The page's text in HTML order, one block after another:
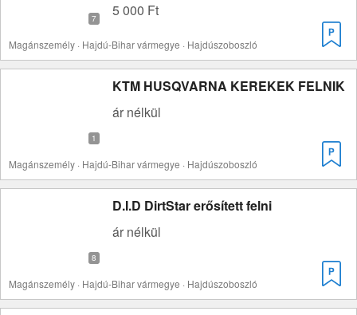
5 000 Ft
Magánszemély · Hajdú-Bihar vármegye · Hajdúszoboszló
KTM HUSQVARNA KEREKEK FELNIK
ár nélkül
Magánszemély · Hajdú-Bihar vármegye · Hajdúszoboszló
D.I.D DirtStar erősített felni
ár nélkül
Magánszemély · Hajdú-Bihar vármegye · Hajdúszoboszló